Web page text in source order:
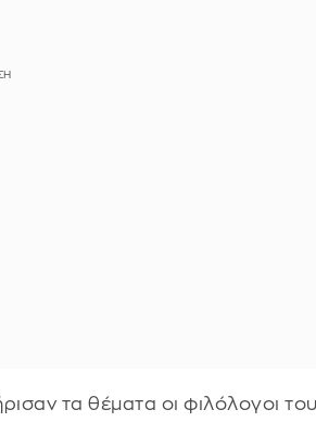
τα θέματα οι φιλόλογοι του